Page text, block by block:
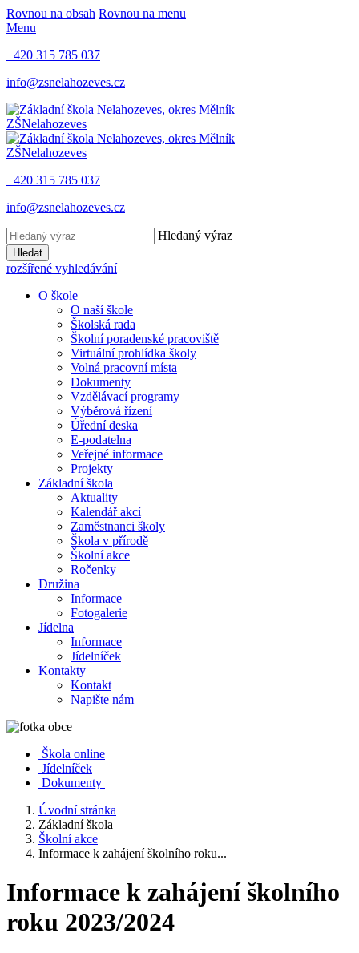
Rovnou na obsah Rovnou na menu
Menu
+420 315 785 037
info@zsnelahozeves.cz
ZŠNelahozeves
ZŠNelahozeves
+420 315 785 037
info@zsnelahozeves.cz
Hledaný výraz
Hledat
rozšířené vyhledávání
O škole
O naší škole
Školská rada
Školní poradenské pracoviště
Virtuální prohlídka školy
Volná pracovní místa
Dokumenty
Vzdělávací programy
Výběrová řízení
Úřední deska
E-podatelna
Veřejné informace
Projekty
Základní škola
Aktuality
Kalendář akcí
Zaměstnanci školy
Škola v přírodě
Školní akce
Ročenky
Družina
Informace
Fotogalerie
Jídelna
Informace
Jídelníček
Kontakty
Kontakt
Napište nám
Škola online
Jídelníček
Dokumenty
Úvodní stránka
Základní škola
Školní akce
Informace k zahájení školního roku...
Informace k zahájení školního
roku 2023/2024